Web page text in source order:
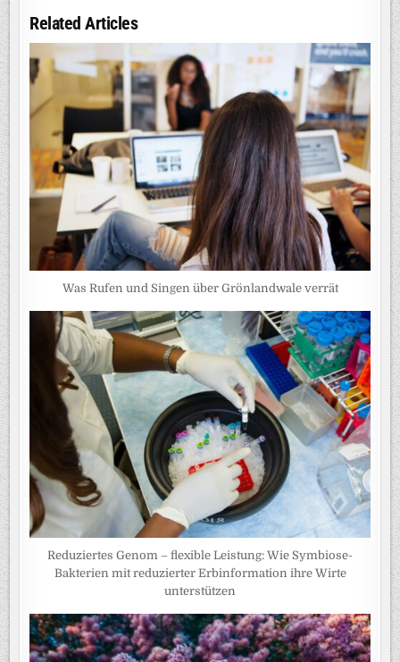
Related Articles
Was Rufen und Singen über Grönlandwale verrät
Reduziertes Genom – flexible Leistung: Wie Symbiose-
Bakterien mit reduzierter Erbinformation ihre Wirte
unterstützen